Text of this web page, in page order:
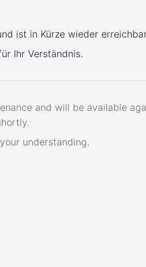
ist in Kürze wieder
Ihr Verständnis.
and will be available
understanding.